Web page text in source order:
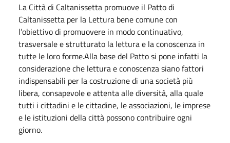
La Città di Caltanissetta promuove il Patto di
Caltanissetta per la Lettura bene comune con
l’obiettivo di promuovere in modo continuativo,
trasversale e strutturato la lettura e la conoscenza in
tutte le loro forme.Alla base del Patto si pone infatti la
considerazione che lettura e conoscenza siano fattori
indispensabili per la costruzione di una società più
libera, consapevole e attenta alle diversità, alla quale
tutti i cittadini e le cittadine, le associazioni, le imprese
e le istituzioni della città possono contribuire ogni
giorno.